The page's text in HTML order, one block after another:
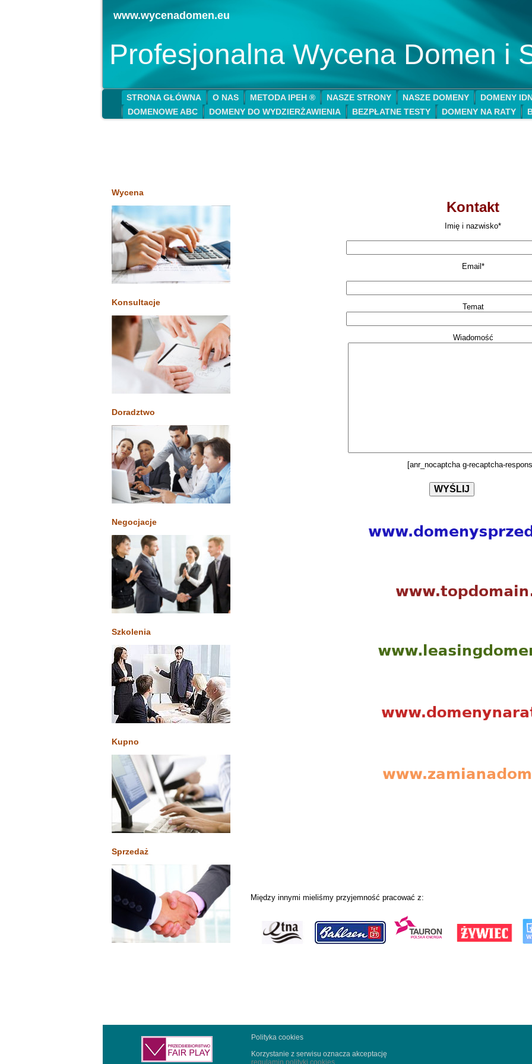
Profesjonalna Wycena Domen i
www.wycenadomen.eu
STRONA GŁÓWNA O NAS METODA IPEH ® NASZE STRONY NASZE DOMENY
DOMENY
DOMENOWE ABC
DOMENY DO WYDZIERŻAWIENIA BEZPŁATNE TESTY DOMENY NA RATY
Wycena
Konsultacje
Doradztwo
Negocjacje
Szkolenia
Kupno
Sprzedaż
Kontakt
Imię i nazwisko*
Email*
Temat
Wiadomość
[anr_nocaptcha g-recaptcha-
Między innymi mieliśmy przyjemność pracować z:
Polityka cookies
Korzystanie z serwisu oznacza akceptację
regulamin polityki cookies